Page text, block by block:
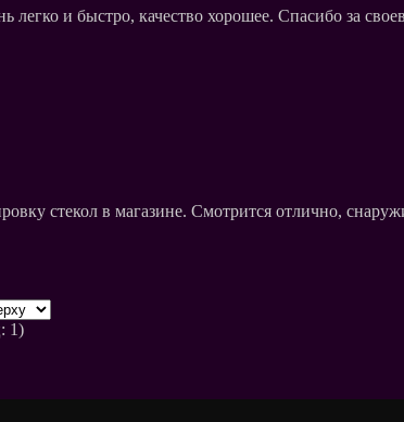
легко и быстро, качество хорошее. Спасибо за
стекол в магазине. Смотрится отлично,
1)